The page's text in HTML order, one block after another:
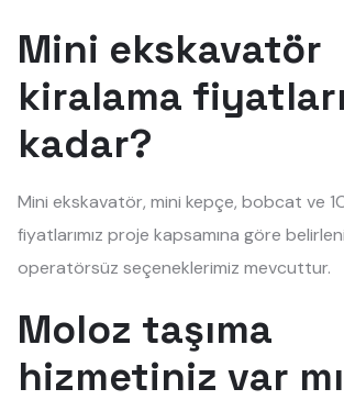
Mini ekskavatör
kiralama
kadar?
Mini ekskavatör, mini kepçe, bobcat ve
fiyatlarımız proje kapsamına göre
operatörsüz seçeneklerimiz mevcuttur.
Moloz taşıma
hizmetiniz var